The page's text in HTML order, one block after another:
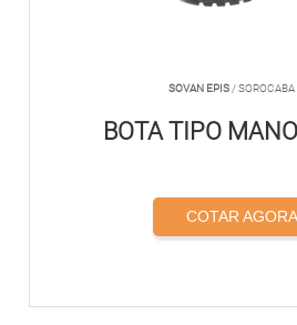
SOVAN EPIS/ SOROCABA
BOTA TIPO
COTAR AGORA